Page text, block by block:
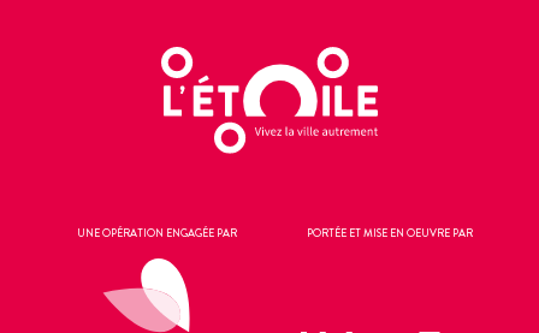
UNE OPÉRATION ENGAGÉE PAR PORTÉE ET MISE EN OEUVRE PAR